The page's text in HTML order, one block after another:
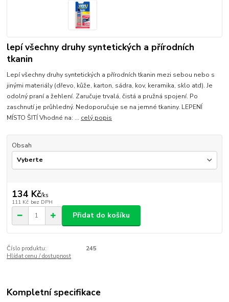
lepí všechny druhy syntetických a přírodních
tkanin
Lepí všechny druhy syntetických a přírodních tkanin mezi sebou nebo s
jinými materiály (dřevo, kůže, karton, sádra, kov, keramika, sklo atd). Je
odolný praní a žehlení. Zaručuje trvalá, čistá a pružná spojení. Po
zaschnutí je průhledný. Nedoporučuje se na jemné tkaniny. LEPENÍ
MÍSTO ŠITÍ Vhodné na: ... celý popis
Obsah
134 Kč/ks
111 Kč bez DPH
Přidat do košíku
Číslo produktu:
245
Hlídat cenu / dostupnost
Kompletní specifikace